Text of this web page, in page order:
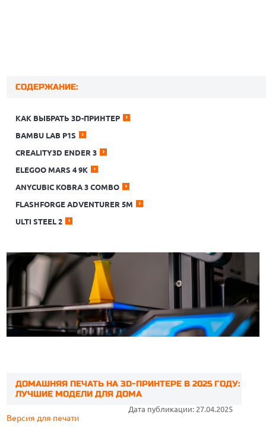
СОДЕРЖАНИЕ:
КАК ВЫБРАТЬ 3D-ПРИНТЕР
BAMBU LAB P1S
CREALITY3D ENDER 3
ELEGOO MARS 4 9K
ANYCUBIC KOBRA 3 COMBO
FLASHFORGE ADVENTURER 5М
ULTI STEEL 2
ДОМАШНЯЯ ПЕЧАТЬ НА 3D-ПРИНТЕРЕ В 2025 ГОДУ:
ЛУЧШИЕ МОДЕЛИ ДЛЯ ДОМА
Дата публикации: 27.04.2025
Версия для печати